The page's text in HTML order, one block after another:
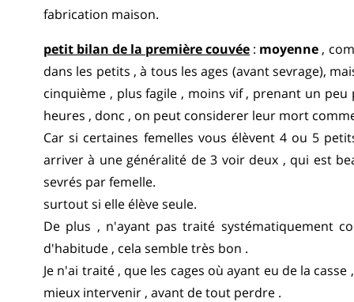
fabrication maison.
petit bilan de la première couvée : moyenne ,
dans les petits , à tous les ages (avant sevrage),
cinquième , plus fagile , moins vif , prenant un
heures , donc , on peut considerer leur mort
Car si certaines femelles vous élèvent 4 ou 5
arriver à une généralité de 3 voir deux , qui est
sevrés par femelle.
surtout si elle élève seule.
De plus , n'ayant pas traité systématiquement
d'habitude , cela semble très bon .
Je n'ai traité , que les cages où ayant eu de la
mieux intervenir , avant de tout perdre .